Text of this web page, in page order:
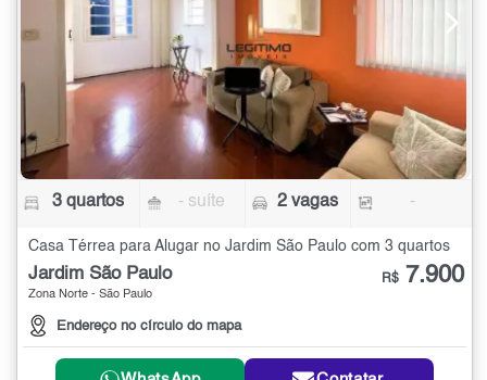
3 quartos - suíte 2 vagas -
Casa Térrea para Alugar no Jardim São Paulo com 3 quartos
Jardim São Paulo
Zona Norte - São Paulo
Endereço no círculo do mapa
R$ 7.900